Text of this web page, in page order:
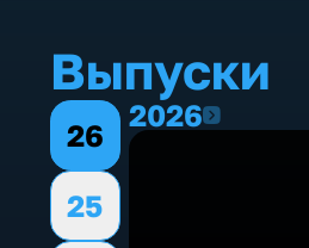
Выпуски
26
25
20262026